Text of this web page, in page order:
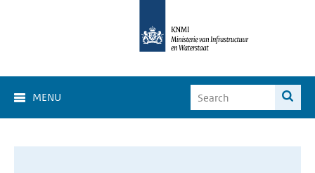
MENU